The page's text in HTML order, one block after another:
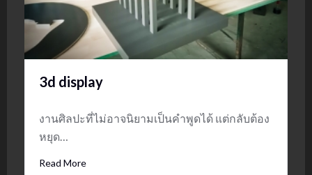
3d display
งานศิลปะที่ไม่อาจนิยามเป็นคำพูดได้ แต่กลับต้อง
หยุด…
Read More